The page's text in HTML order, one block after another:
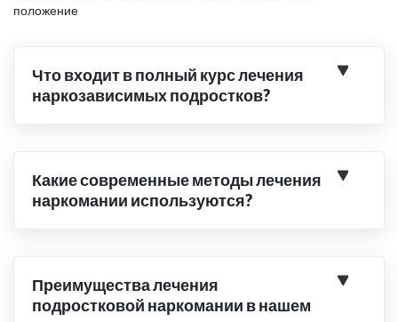
положение
Что входит в полный курс лечения
наркозависимых подростков?
Какие современные методы лечения
наркомании используются?
Преимущества лечения
подростковой наркомании в нашем